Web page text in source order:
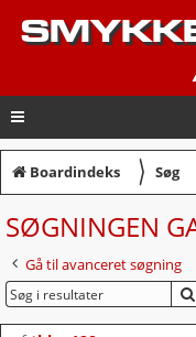
Boardindeks 〉 Søg
SØGNINGEN
Gå til avanceret søgning